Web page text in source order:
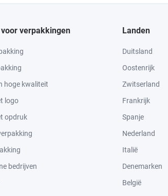
verpakkingen
hoge kwaliteit
logo
opdruk
bedrijven
Landen
Duitsland
Oostenrijk
Zwitserland
Frankrijk
Spanje
Nederland
Italië
Denemarken
België